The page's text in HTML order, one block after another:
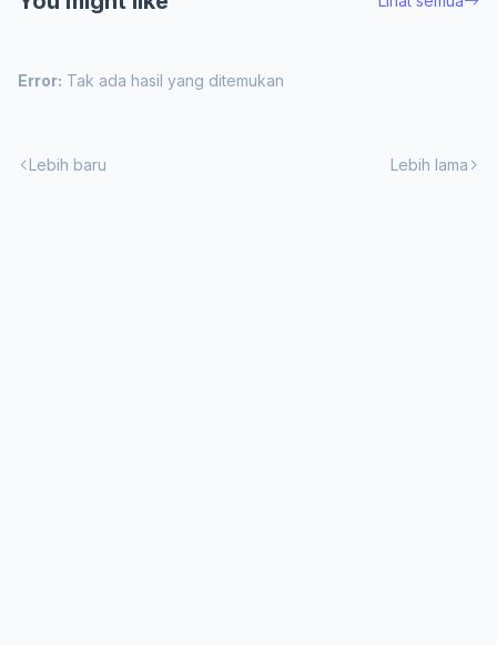
Error: Tak ada hasil yang ditemukan
Lebih baru Lebih lama